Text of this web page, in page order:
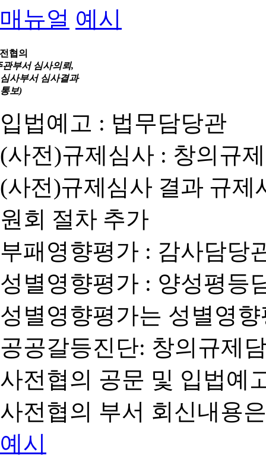
매뉴얼 예시
협의
관부서 심사의뢰,
심사부서 심사결과
통보)
입법예고 : 법무담당관
(사전)규제심사 : 창의규
(사전)규제심사 결과 규
원회 절차 추가
부패영향평가 : 감사담당
성별영향평가 : 양성평등
성별영향평가는 성별영
공공갈등진단: 창의규제
사전협의 공문 및 입법예
사전협의 부서 회신내용
예시